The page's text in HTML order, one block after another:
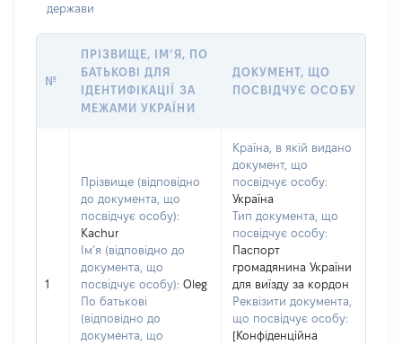
держави
№
ПРІЗВИЩЕ, ІМ’Я, ПО
БАТЬКОВІ ДЛЯ
ІДЕНТИФІКАЦІЇ ЗА
МЕЖАМИ УКРАЇНИ
ДОКУМЕНТ, ЩО
ПОСВІДЧУЄ ОСОБУ
1
Прізвище (відповідно
до документа, що
посвідчує особу):
Kachur
Ім’я (відповідно до
документа, що
посвідчує особу): Oleg
По батькові
(відповідно до
документа, що
Країна, в якій видано
документ, що
посвідчує особу:
Україна
Тип документа, що
посвідчує особу:
Паспорт
громадянина України
для виїзду за кордон
Реквізити документа,
що посвідчує особу:
[Конфіденційна